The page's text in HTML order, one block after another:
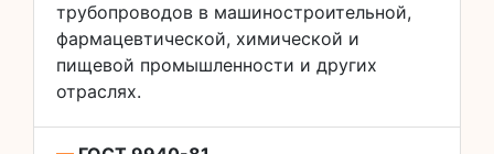
трубопроводов в машиностроительной,
фармацевтической, химической и
пищевой промышленности и других
отраслях.